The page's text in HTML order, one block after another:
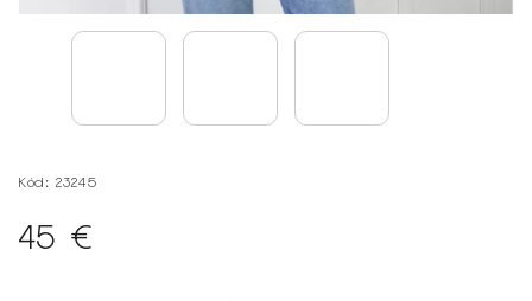
Kód: 23245
45 €